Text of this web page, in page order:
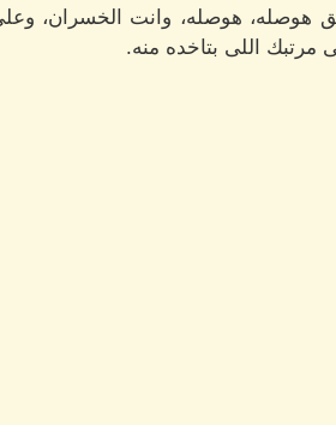
هوصله، هوصله، وانت الخسران،
اللى بتاخده منه.